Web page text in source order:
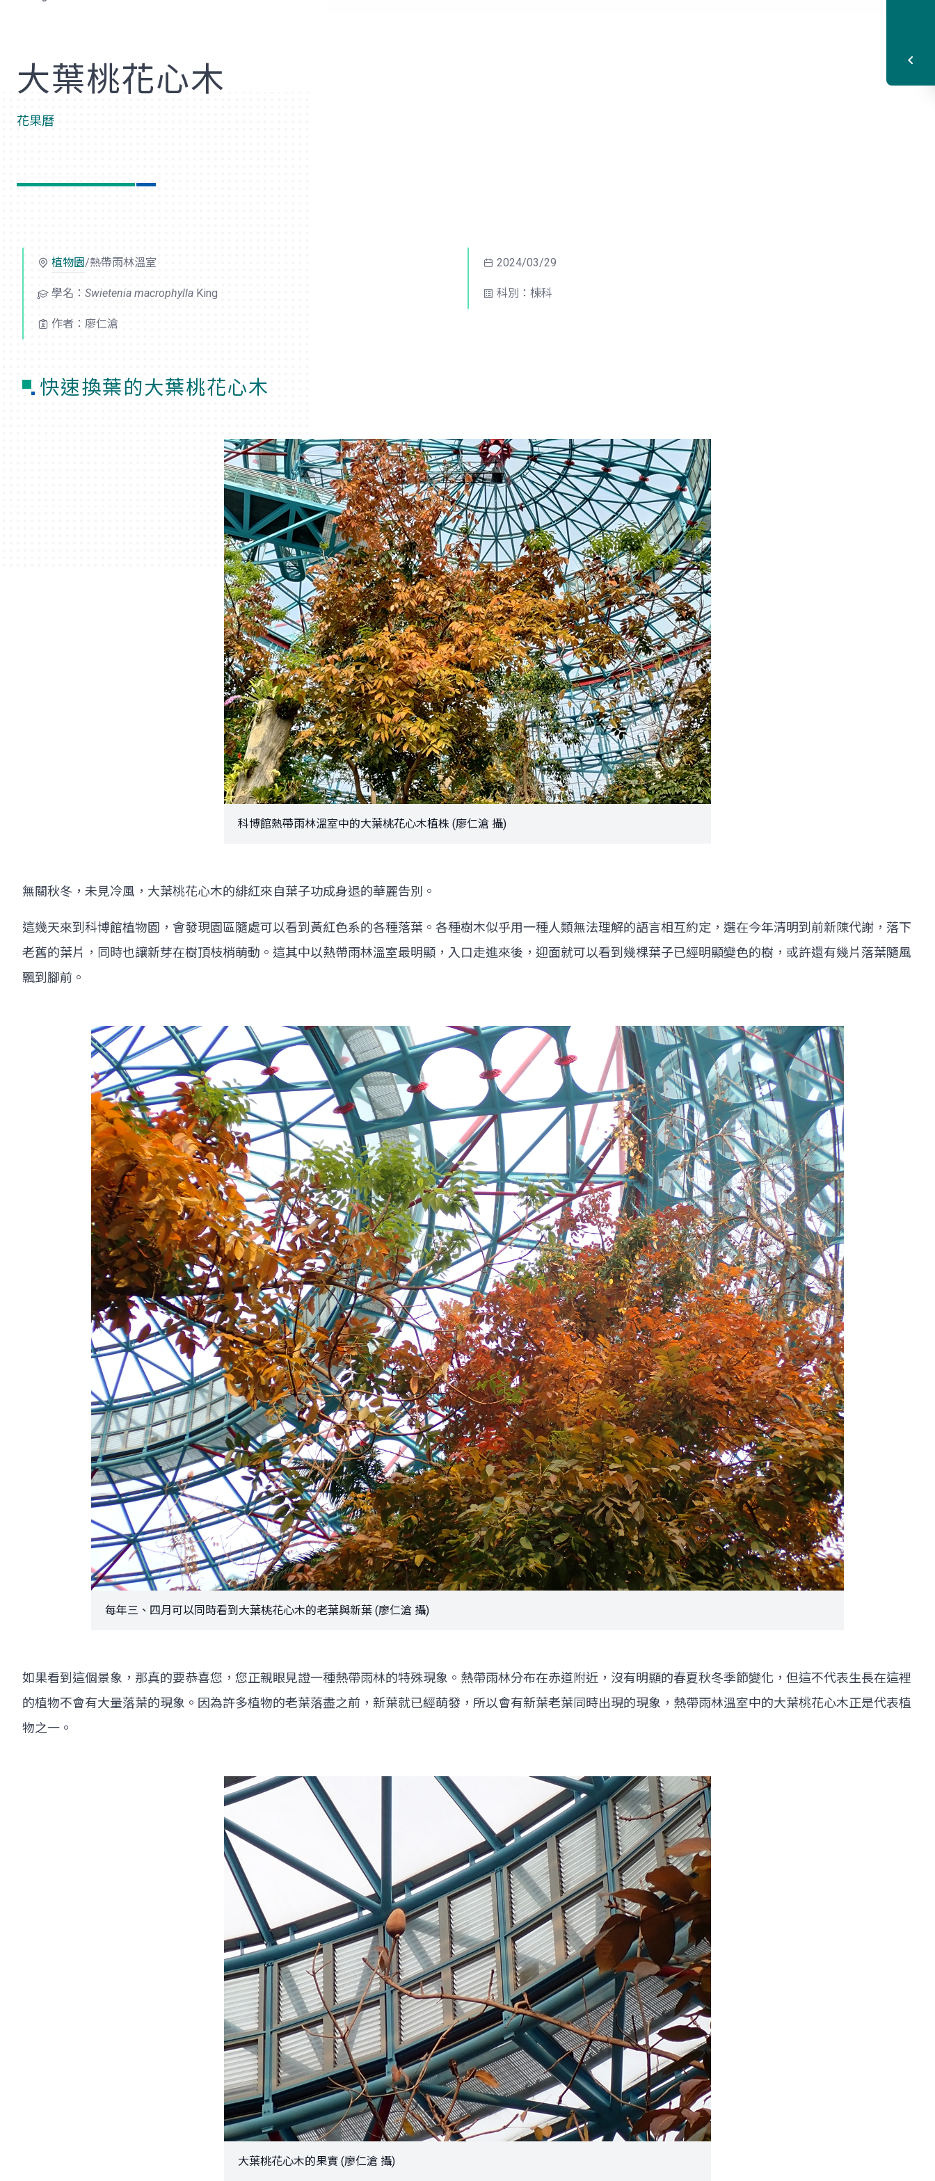
大葉桃花心木
花果曆
植物園/熱帶雨林溫室 2024/03/29
學名： Swietenia macrophylla King 科別：楝科
作者：廖仁滄
快速換葉的大葉桃花心木
科博館熱帶雨林溫室中的大葉桃花心木植株 (廖仁滄 攝)
無關秋冬，未見冷風，大葉桃花心木的緋紅來自葉子功成身退的華麗告別。
這幾天來到科博館植物園，會發現園區隨處可以看到黃紅色系的各種落葉。各種樹木似乎用一種人類無法理解的語言相互約定，選在今年清明到前新陳代謝，落下
老舊的葉片，同時也讓新芽在樹頂枝梢萌動。這其中以熱帶雨林溫室最明顯，入口走進來後，迎面就可以看到幾棵葉子已經明顯變色的樹，或許還有幾片落葉隨風
飄到腳前。
每年三、四月可以同時看到大葉桃花心木的老葉與新葉 (廖仁滄 攝)
如果看到這個景象，那真的要恭喜您，您正親眼見證一種熱帶雨林的特殊現象。熱帶雨林分布在赤道附近，沒有明顯的春夏秋冬季節變化，但這不代表生長在這裡
的植物不會有大量落葉的現象。因為許多植物的老葉落盡之前，新葉就已經萌發，所以會有新葉老葉同時出現的現象，熱帶雨林溫室中的大葉桃花心木正是代表植
物之一。
大葉桃花心木的果實 (廖仁滄 攝)